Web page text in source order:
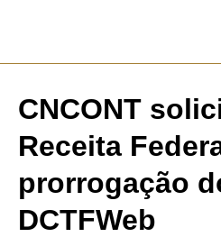
CNCONT
Receita
prorrogação
DCTFWeb